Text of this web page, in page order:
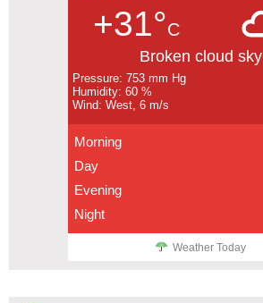
+31°C
Broken cloud sky
Pressure: 753 mm Hg
Humidity: 60 %
Wind: West, 6 m/s
Morning
Day
Evening
Night
Weather Today